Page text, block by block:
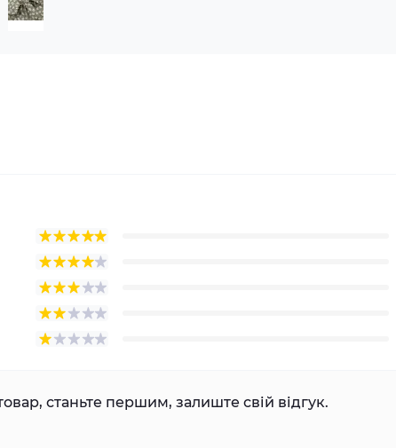
станьте першим, залиште свій відгук.